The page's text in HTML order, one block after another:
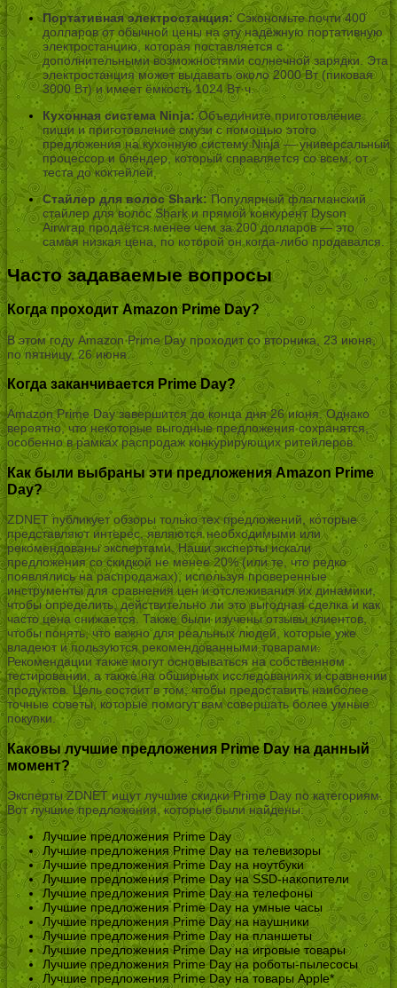
Портативная электростанция:Сэкономьте почти 400
долларов от обычной цены на эту надёжную портативную
электростанцию, которая поставляется с
дополнительными возможностями солнечной зарядки. Эта
электростанция может выдавать около 2000 Вт (пиковая
3000 Вт) и имеет ёмкость 1024 Вт·ч.
Кухонная система Ninja:Объедините приготовление
пищи и приготовление смузи с помощью этого
предложения на кухонную систему Ninja — универсальный
процессор и блендер, который справляется со всем, от
теста до коктейлей.
Стайлер для волос Shark: Популярный флагманский
стайлер для волос Shark и прямой конкурент Dyson
Airwrap продаётся менее чем за 200 долларов — это
самая низкая цена, по которой он когда-либо продавался.
Часто задаваемые вопросы
Когда проходит Amazon Prime Day?
В этом году Amazon Prime Day проходит со вторника, 23 июня,
по пятницу, 26 июня.
Когда заканчивается Prime Day?
Amazon Prime Day завершится до конца дня 26 июня. Однако
вероятно, что некоторые выгодные предложения сохранятся,
особенно в рамках распродаж конкурирующих ритейлеров.
Как были выбраны эти предложения Amazon Prime
Day?
ZDNET публикует обзоры только тех предложений, которые
представляют интерес, являются необходимыми или
рекомендованы экспертами. Наши эксперты искали
предложения со скидкой не менее 20% (или те, что редко
появлялись на распродажах), используя проверенные
инструменты для сравнения цен и отслеживания их динамики,
чтобы определить, действительно ли это выгодная сделка и как
часто цена снижается. Также были изучены отзывы клиентов,
чтобы понять, что важно для реальных людей, которые уже
владеют и пользуются рекомендованными товарами.
Рекомендации также могут основываться на собственном
тестировании, а также на обширных исследованиях и сравнении
продуктов. Цель состоит в том, чтобы предоставить наиболее
точные советы, которые помогут вам совершать более умные
покупки.
Каковы лучшие предложения Prime Day на данный
момент?
Эксперты ZDNET ищут лучшие скидки Prime Day по категориям.
Вот лучшие предложения, которые были найдены:
Лучшие предложения Prime Day
Лучшие предложения Prime Day на телевизоры
Лучшие предложения Prime Day на ноутбуки
Лучшие предложения Prime Day на SSD-накопители
Лучшие предложения Prime Day на телефоны
Лучшие предложения Prime Day на умные часы
Лучшие предложения Prime Day на наушники
Лучшие предложения Prime Day на планшеты
Лучшие предложения Prime Day на игровые товары
Лучшие предложения Prime Day на роботы-пылесосы
Лучшие предложения Prime Day на товары Apple*